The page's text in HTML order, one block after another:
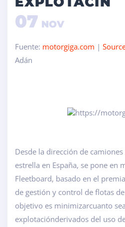
07 NOV
Fuente: motorgiga.com |
Adán
Desde la dirección de
estrella en España, se pone en
Fleetboard, basado en el
de gestión y control de flotas
objetivo es minimizarcuanto
explotaciónderivados del uso